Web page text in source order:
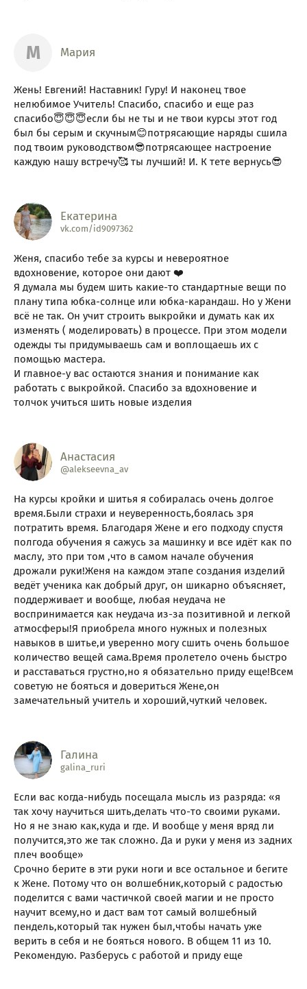
М Мария
Жень! Евгений! Наставник! Гуру! И наконец твое
нелюбимое Учитель! Спасибо, спасибо и еще раз
спасибо😇😇😇если бы не ты и не твои курсы этот год
был бы серым и скучным😊потрясающие наряды сшила
под твоим руководством😎потрясающее настроение
каждую нашу встречу🥰 ты лучший! И. К тете вернусь😎
Екатерина
vk.com/id9097362
Женя, спасибо тебе за курсы и невероятное
вдохновение, которое они дают ❤️
Я думала мы будем шить какие-то стандартные вещи по
плану типа юбка-солнце или юбка-карандаш. Но у Жени
всё не так. Он учит строить выкройки и думать как их
изменять ( моделировать) в процессе. При этом модели
одежды ты придумываешь сам и воплощаешь их с
помощью мастера.
И главное-у вас остаются знания и понимание как
работать с выкройкой. Спасибо за вдохновение и
толчок учиться шить новые изделия
Анастасия
@alekseevna_av
На курсы кройки и шитья я собиралась очень долгое
время.Были страхи и неуверенность,боялась зря
потратить время. Благодаря Жене и его подходу спустя
полгода обучения я сажусь за машинку и все идёт как по
маслу, это при том ,что в самом начале обучения
дрожали руки!Женя на каждом этапе создания изделий
ведёт ученика как добрый друг, он шикарно объясняет,
поддерживает и вообще, любая неудача не
воспринимается как неудача из-за позитивной и легкой
атмосферы!Я приобрела много нужных и полезных
навыков в шитье,и уверенно могу сшить очень большое
количество вещей сама.Время пролетело очень быстро
и расставаться грустно,но я обязательно приду еще!Всем
советую не бояться и довериться Жене,он
замечательный учитель и хороший,чуткий человек.
Галина
galina_ruri
Если вас когда-нибудь посещала мысль из разряда: «я
так хочу научиться шить,делать что-то своими руками.
Но я не знаю как,куда и где. И вообще у меня вряд ли
получится,это же так сложно. Да и руки у меня из задних
плеч вообще»
Срочно берите в эти руки ноги и все остальное и бегите
к Жене. Потому что он волшебник,который с радостью
поделится с вами частичкой своей магии и не просто
научит всему,но и даст вам тот самый волшебный
пендель,который так нужен был,чтобы начать уже
верить в себя и не бояться нового. В общем 11 из 10.
Рекомендую. Разберусь с работой и приду еще